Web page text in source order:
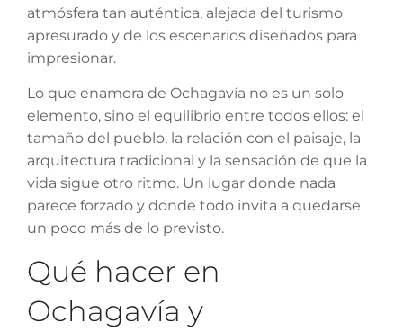
atmósfera tan auténtica, alejada del turismo
apresurado y de los escenarios diseñados para
impresionar.
Lo que enamora de Ochagavía no es un solo
elemento, sino el equilibrio entre todos ellos: el
tamaño del pueblo, la relación con el paisaje, la
arquitectura tradicional y la sensación de que la
vida sigue otro ritmo. Un lugar donde nada
parece forzado y donde todo invita a quedarse
un poco más de lo previsto.
Qué hacer en
Ochagavía y